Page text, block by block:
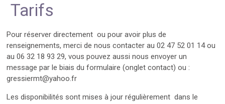
Tarifs
Pour réserver directement ou pour avoir plus de
renseignements, merci de nous contacter au 02 47 52 01 14 ou
au 06 32 18 93 29, vous pouvez aussi nous envoyer un
message par le biais du formulaire (onglet contact) ou :
gressiermt@yahoo.fr
Les disponibilités sont mises à jour régulièrement dans le